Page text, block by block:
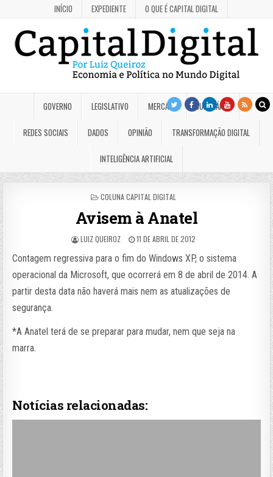
INÍCIO EXPEDIENTE O QUE É CAPITAL DIGITAL
GOVERNO LEGISLATIVO MERCADO JUDICIÁRIO
REDES SOCIAIS DADOS OPINIÃO TRANSFORMAÇÃO DIGITAL
INTELIGÊNCIA ARTIFICIAL
POSTED
COLUNA CAPITAL DIGITAL
Avisem à Anatel
LUIZ QUEIROZ 11 DE ABRIL DE 2012
Contagem regressiva para o fim do Windows XP, o sistema
operacional da Microsoft, que ocorrerá em 8 de abril de 2014. A
partir desta data não haverá mais nem as atualizações de
segurança.
*A Anatel terá de se preparar para mudar, nem que seja na
marra.
Notícias relacionadas: